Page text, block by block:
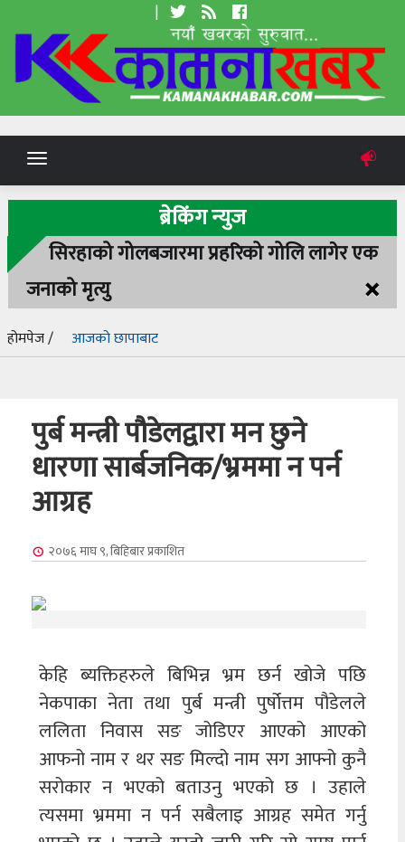
|
Toggle
navigation
ब्रेकिंग न्युज
सिरहाको गोलबजारमा प्रहरिको गोलि लागेर एक
जनाको मृत्यु
×
होमपेज / आजको छापाबाट
पुर्ब मन्त्री पौडेलद्वारा मन छुने
धारणा सार्बजनिक/भ्रममा न पर्न
आग्रह
२०७६ माघ ९, बिहिबारप्रकाशित
केहि ब्यक्तिहरुले बिभिन्न भ्रम छर्न खोजे पछि
नेकपाका नेता तथा पुर्ब मन्त्री पुर्षोत्तम पौडेलले
ललिता निवास सङ जोडिएर आएको आएको
आफनो नाम र थर सङ मिल्दो नाम सग आफ्नो कुनै
सरोकार न भएको बताउनु भएको छ । उहाले
त्यसमा भ्रममा न पर्न सबैलाइ आग्रह समेत गर्नु